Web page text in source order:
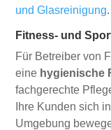
und Glasreinigung.
Fitness- und
Für Betreiber von
eine hygienische
fachgerechte
Ihre Kunden sich
Umgebung